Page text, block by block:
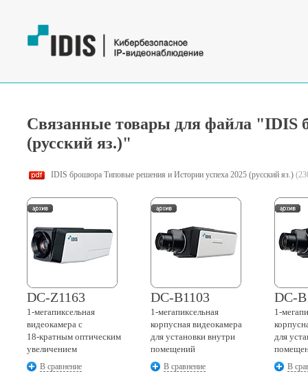
Связанные товары для файла "IDIS
(русский яз.)"
IDIS брошюра Типовые решения и Истории успеха 2025 (русский яз.)
DC-Z1163
1-мегапиксельная
видеокамера с
18-кратным оптическим
увеличением
В сравнение
DC-B1103
1-мегапиксельная
корпусная видеокамера
для установки внутри
помещений
В сравнение
DC-
1-
для
В